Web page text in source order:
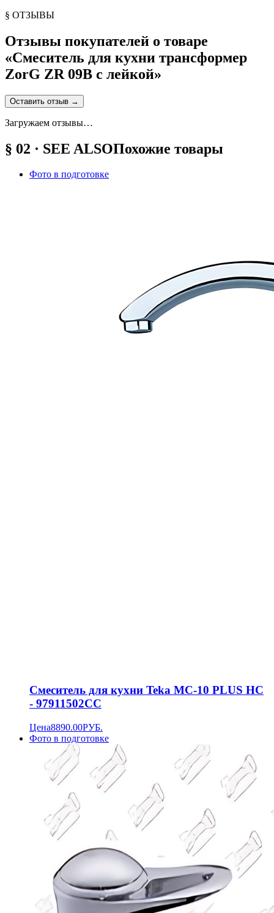
§ ОТЗЫВЫ
Отзывы покупателей о товаре
«Смеситель для кухни трансформер
ZorG ZR 09B с лейкой»
Оставить отзыв →
Загружаем отзывы…
§ 02 · SEE ALSOПохожие товары
Фото в подготовке
Смеситель для кухни Teka MC-10 PLUS HC
- 97911502CC
Цена8890.00РУБ.
Фото в подготовке